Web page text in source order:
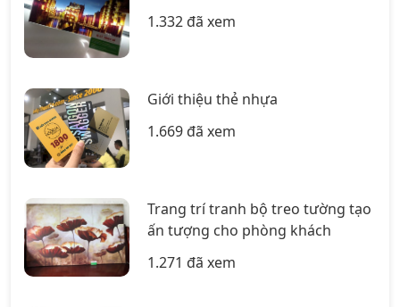
1.332 đã xem
Giới thiệu thẻ nhựa
1.669 đã xem
Trang trí tranh bộ treo tường tạo
ấn tượng cho phòng khách
1.271 đã xem